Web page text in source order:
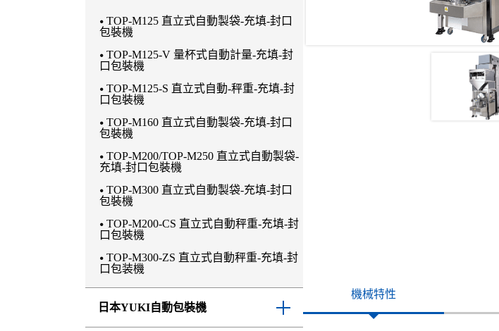
TOP-M200L 高溫液體&黏稠液體自動充
填封口包裝機
TOP-M160L 高溫液體&黏稠液體自動充
填封口包裝機
TOP-M10 高溫液體&黏稠液體自動充填
封口包裝機
TOP-M125 直立式自動製袋-充填-封口
包裝機
TOP-M125-V 量杯式自動計量-充填-封
口包裝機
TOP-M125-S 直立式自動-秤重-充填-封
口包裝機
TOP-M160 直立式自動製袋-充填-封口
包裝機
TOP-M200/TOP-M250 直立式自動製袋-
充填-封口包裝機
TOP-M300 直立式自動製袋-充填-封口
包裝機
TOP-M200-CS 直立式自動秤重-充填-封
口包裝機
TOP-M300-ZS 直立式自動秤重-充填-封
口包装機
日本YUKI自動包裝機
機械特性